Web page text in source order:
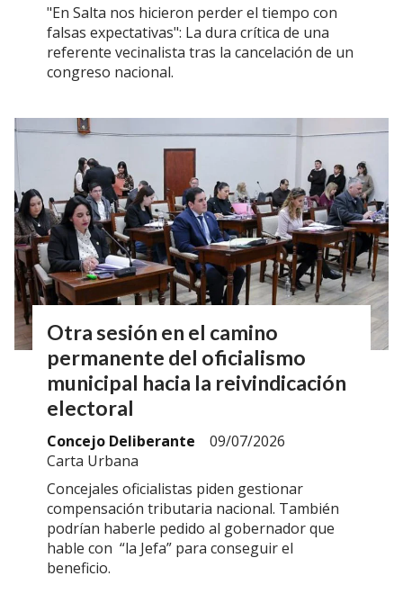
"En Salta nos hicieron perder el tiempo con
falsas expectativas": La dura crítica de una
referente vecinalista tras la cancelación de un
congreso nacional.
Otra sesión en el camino
permanente del oficialismo
municipal hacia la reivindicación
electoral
Carta Urbana
Concejo Deliberante 09/07/2026
Concejales oficialistas piden gestionar
compensación tributaria nacional. También
podrían haberle pedido al gobernador que
hable con “la Jefa” para conseguir el
beneficio.